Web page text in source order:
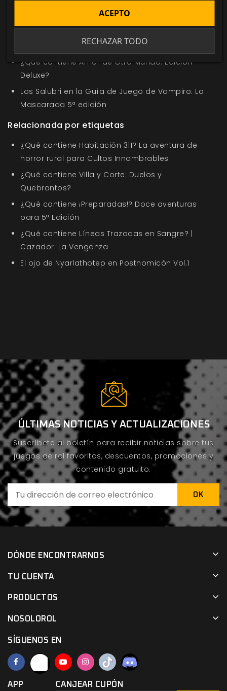
Pack Wraith en la Oferta de la Semana
Nuevo título en la sección Oferta de la Semana
Los Nosferatu en Saber de los Clanes
¿Qué contiene Amor de Otro Mundo: Edición
Deluxe?
Los Salubri en la Guía de Juego de Vampiro: La
Mascarada 5ª edición
Relacionada por etiquetas
¿Qué contiene Habitación 311? La aventura de
horror rural para Cultos Innombrables
¿Qué contiene Villa y Corte: Duelos y
Quebrantos?
¿Qué contiene ¡Preparadas!? Doce aventuras
para 5ª Edición
¿Qué contiene Líneas Trazadas en Sangre? |
Cazador: La Venganza
El ojo de Nyarlathotep en Postnomicón Vol.1
ÚLTIMAS NOTICIAS Y ACTUALIZACIONES
Suscríbete al boletín para recibir noticias sobre tus
juegos de rol favoritos, descuentos, promociones y
contenido gratuito.
DÓNDE ENCONTRARNOS
TU CUENTA
PRODUCTOS
NOSOLOROL
SÍGUENOS EN
RECHAZAR TODO
ACEPTO
APP CANJEAR CUPÓN